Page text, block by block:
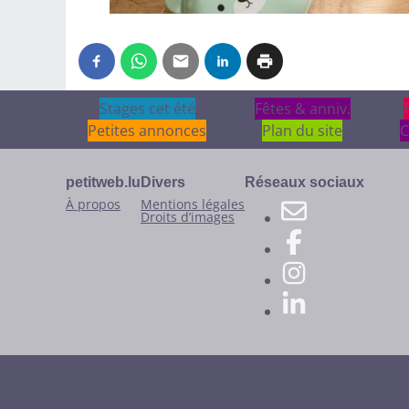
Stages cet été
Stages cet été Fêtes & anniv.
Fêtes & anniv.
Petites annonces
Plan du site
petitweb.lu
À propos
Divers
Mentions légales
Droits d’images
Réseaux sociaux